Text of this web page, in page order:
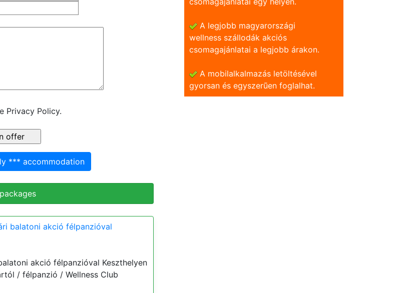
Privacy Policy.
*** accommodation
balatoni akció félpanzióval
akció félpanzióval Keszthelyen
/ félpanzió / Wellness Club
A legjobb magyarországi
wellness szállodák akciós
csomagajánlatai a legjobb árakon.
A mobilalkalmazás letöltésével
gyorsan és egyszerũen foglalhat.